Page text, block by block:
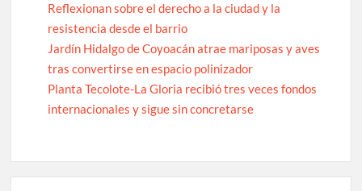
Reflexionan sobre el derecho a la ciudad y la
resistencia desde el barrio
Jardín Hidalgo de Coyoacán atrae mariposas y aves
tras convertirse en espacio polinizador
Planta Tecolote-La Gloria recibió tres veces fondos
internacionales y sigue sin concretarse